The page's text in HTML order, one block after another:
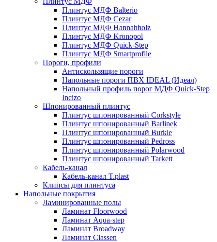
Плинтус МДФ Balterio
Плинтус МДФ Cezar
Плинтус МДФ Hannahholz
Плинтус МДФ Kronopol
Плинтус МДФ Quick-Step
Плинтус МДФ Smartprofile
Пороги, профили
Антискользящие пороги
Напольные пороги ПВХ IDEAL (Идеал)
Напольный профиль порог МДФ Quick-Step
Incizo
Шпонированный плинтус
Плинтус шпонированный Corkstyle
Плинтус шпонированный Barlinek
Плинтус шпонированный Burkle
Плинтус шпонированный Pedross
Плинтус шпонированный Polarwood
Плинтус шпонированный Tarkett
Кабель-канал
Кабель-канал T.plast
Клипсы для плинтуса
Напольные покрытия
Ламинированные полы
Ламинат Floorwood
Ламинат Aqua-step
Ламинат Broadway
Ламинат Classen